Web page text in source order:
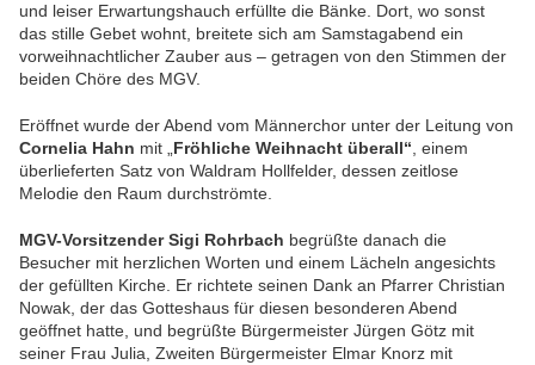
und leiser Erwartungshauch erfüllte die Bänke. Dort, wo sonst
das stille Gebet wohnt, breitete sich am Samstagabend ein
vorweihnachtlicher Zauber aus – getragen von den Stimmen der
beiden Chöre des MGV.
Eröffnet wurde der Abend vom Männerchor unter der Leitung von
Cornelia Hahn mit „ Fröhliche Weihnacht überall“ , einem
überlieferten Satz von Waldram Hollfelder, dessen zeitlose
Melodie den Raum durchströmte.
MGV-Vorsitzender Sigi Rohrbach begrüßte danach die
Besucher mit herzlichen Worten und einem Lächeln angesichts
der gefüllten Kirche. Er richtete seinen Dank an Pfarrer Christian
Nowak, der das Gotteshaus für diesen besonderen Abend
geöffnet hatte, und begrüßte Bürgermeister Jürgen Götz mit
seiner Frau Julia, Zweiten Bürgermeister Elmar Knorz mit